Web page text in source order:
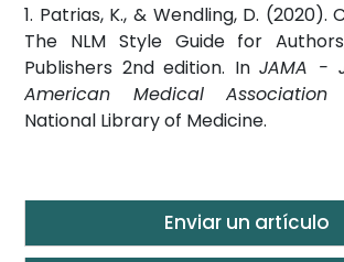
1. Patrias, K., & Wendling, D. (2020).
The NLM Style Guide for
Publishers 2nd edition. In JAMA -
American Medical Association
National Library of Medicine.
Enviar un artículo